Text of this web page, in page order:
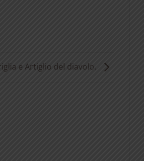
e Artiglio del diavolo.